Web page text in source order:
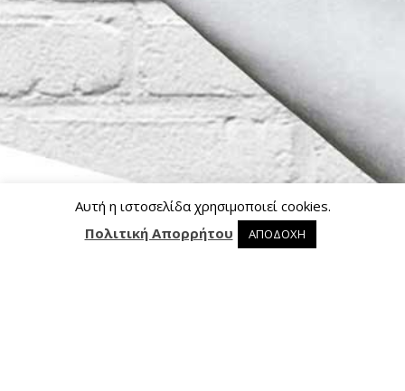
0 0 προϊόντα στο καλάθι
Αυτή η ιστοσελίδα χρησιμοποιεί cookies.
Πολιτική Απορρήτου
ΑΠΟΔΟΧΗ